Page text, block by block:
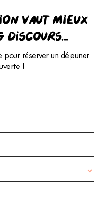
vaut mieux
discours...
réserver un déjeuner
!